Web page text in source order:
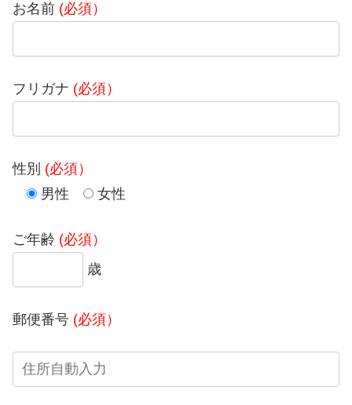
お名前 (必須）
フリガナ (必須）
性別 (必須）
男性
女性
ご年齢 (必須）
歳
郵便番号 (必須）